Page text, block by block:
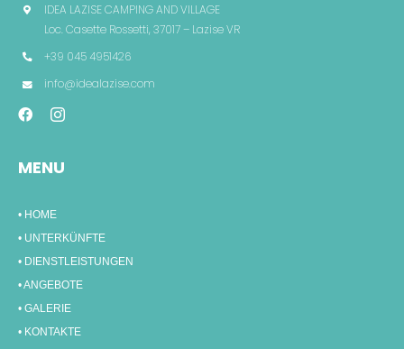
IDEA LAZISE CAMPING AND VILLAGE
Loc. Casette Rossetti, 37017 – Lazise VR
+39 045 4951426
info@idealazise.com
MENU
• HOME
• UNTERKÜNFTE
• DIENSTLEISTUNGEN
• ANGEBOTE
• GALERIE
• KONTAKTE